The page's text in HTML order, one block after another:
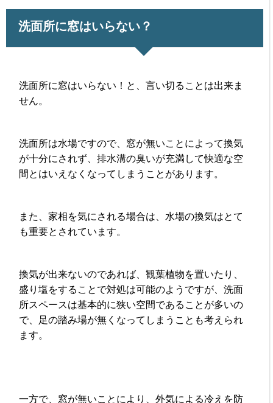
洗面所に窓はいらない？
洗面所に窓はいらない！と、言い切ることは出来ま
せん。
洗面所は水場ですので、窓が無いことによって換気
が十分にされず、排水溝の臭いが充満して快適な空
間とはいえなくなってしまうことがあります。
また、家相を気にされる場合は、水場の換気はとて
も重要とされています。
換気が出来ないのであれば、観葉植物を置いたり、
盛り塩をすることで対処は可能のようですが、洗面
所スペースは基本的に狭い空間であることが多いの
で、足の踏み場が無くなってしまうことも考えられ
ます。
一方で、窓が無いことにより、外気による冷えを防